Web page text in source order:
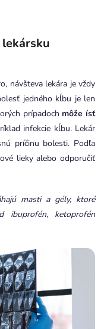
návšteva lekára je vždy
jedného kĺbu je len
prípadoch môže ísť
infekcie kĺbu. Lekár
príčinu bolesti. Podľa
lieky alebo odporučiť
masti a gély, ktoré
ibuprofén, ketoprofén